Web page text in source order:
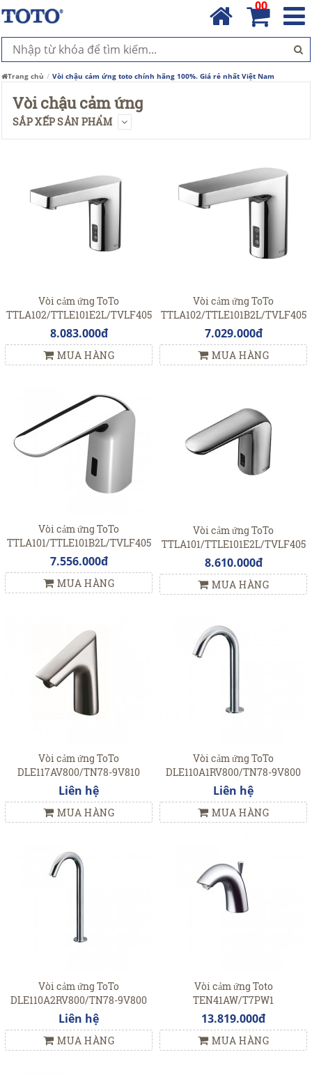
00
Trang chủ Vòi chậu cảm ứng toto chính hãng 100%. Giá rẻ nhất Việt Nam
Vòi chậu cảm ứng
SẮP XẾP SẢN PHẨM
Vòi cảm ứng ToTo
TTLA102/TTLE101E2L/TVLF405
8.083.000đ
MUA HÀNG
Vòi cảm ứng ToTo
TTLA102/TTLE101B2L/TVLF405
7.029.000đ
MUA HÀNG
Vòi cảm ứng ToTo
TTLA101/TTLE101B2L/TVLF405
7.556.000đ
MUA HÀNG
Vòi cảm ứng ToTo
TTLA101/TTLE101E2L/TVLF405
8.610.000đ
MUA HÀNG
Vòi cảm ứng ToTo
DLE117AV800/TN78-9V810
Liên hệ
MUA HÀNG
Vòi cảm ứng ToTo
DLE110A1RV800/TN78-9V800
Liên hệ
MUA HÀNG
Vòi cảm ứng ToTo
DLE110A2RV800/TN78-9V800
Liên hệ
MUA HÀNG
Vòi cảm ứng Toto
TEN41AW/T7PW1
13.819.000đ
MUA HÀNG